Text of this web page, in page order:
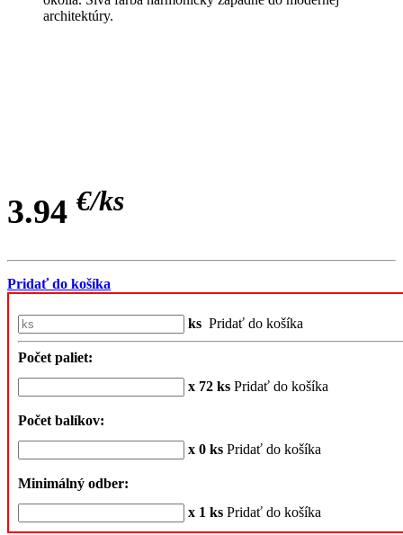
architektúry.
3.94 €/ks
Pridať do košíka
ks Pridať do košíka
Počet paliet:
x 72 ks Pridať do košíka
Počet balíkov:
x 0 ks Pridať do košíka
Minimálný odber:
x 1 ks Pridať do košíka